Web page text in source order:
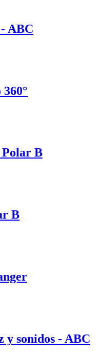
ABC
Polar B
B
y sonidos - ABC